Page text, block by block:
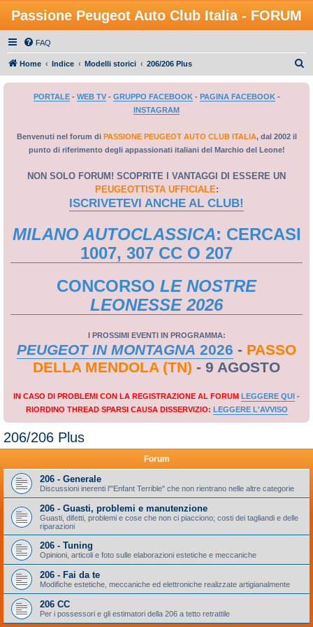
Passione Peugeot Auto Club Italia - FORUM
FAQ
Home Indice Modelli storici 206/206 Plus
PORTALE- WEB TV- GRUPPO FACEBOOK- PAGINA FACEBOOK-
INSTAGRAM
Benvenuti nel forum di PASSIONE PEUGEOT AUTO CLUB ITALIA, dal 2002 il
punto di riferimento degli appassionati italiani del Marchio del Leone!
NON SOLO FORUM! SCOPRITE I VANTAGGI DI ESSERE UN
PEUGEOTTISTA UFFICIALE:
ISCRIVETEVI ANCHE AL CLUB!
MILANO AUTOCLASSICA: CERCASI
1007, 307 CC O 207
CONCORSO LE NOSTRE
LEONESSE 2026
I PROSSIMI EVENTI IN PROGRAMMA:
PEUGEOT IN MONTAGNA 2026 - PASSO
DELLA MENDOLA (TN) - 9 AGOSTO
IN CASO DI PROBLEMI CON LA REGISTRAZIONE AL FORUM LEGGERE QUI -
RIORDINO THREAD SPARSI CAUSA DISSERVIZIO: LEGGERE L'AVVISO
206/206 Plus
Forum
206 - Generale
Discussioni inerenti l'"Enfant Terrible" che non rientrano nelle altre categorie
206 - Guasti, problemi e manutenzione
Guasti, difetti, problemi e cose che non ci piacciono; costi dei tagliandi e delle
riparazioni
206 - Tuning
Opinioni, articoli e foto sulle elaborazioni estetiche e meccaniche
206 - Fai da te
Modifiche estetiche, meccaniche ed elettroniche realizzate artigianalmente
206 CC
Per i possessori e gli estimatori della 206 a tetto retrattile